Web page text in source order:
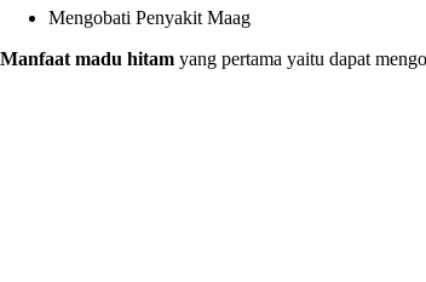
Mengobati Penyakit Maag
Manfaat madu hitam yang pertama yaitu dapat